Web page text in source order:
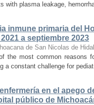
with plasma leakage,
inmune primaria del
a septiembre 2023
de San Nicolas de
the most common reasons
a constant challenge for
en el apego
público de